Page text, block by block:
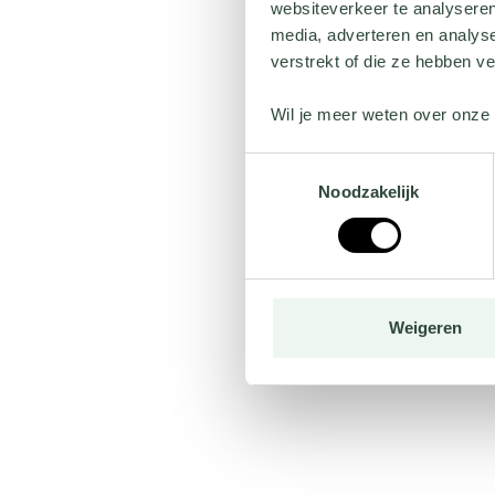
websiteverkeer te
media, adverteren en
verstrekt of die ze hebben
Wil je meer weten over
Noodzakelijk
Weigeren